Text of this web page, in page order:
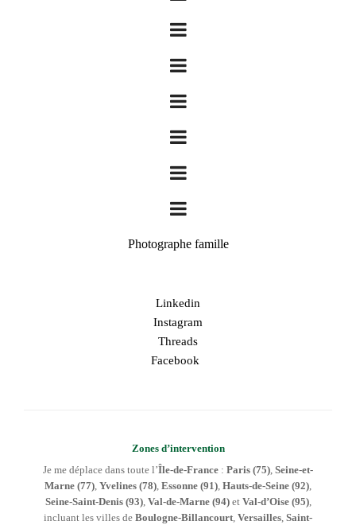
Photographe famille
Linkedin
Instagram
Threads
Facebook
Zones d’intervention
Je me déplace dans toute l’Île-de-France : Paris (75), Seine-et-
Marne (77), Yvelines (78), Essonne (91), Hauts-de-Seine (92),
Seine-Saint-Denis (93), Val-de-Marne (94)et Val-d’Oise (95),
incluant les villes de Boulogne-Billancourt, Versailles, Saint-